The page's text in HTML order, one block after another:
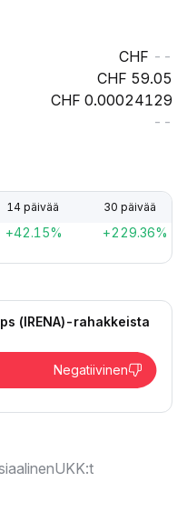
--
59.05
0.00024129
--
14 päivää 30 päivää
+42.15% +229.36%
(IRENA)-rahakkeista
Negatiivinen
UKK:t